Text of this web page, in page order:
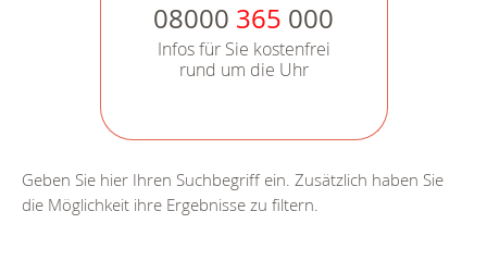
08000 365 000
Infos für Sie kostenfrei
rund um die Uhr
Geben Sie hier Ihren Suchbegriff ein. Zusätzlich haben Sie
die Möglichkeit ihre Ergebnisse zu filtern.